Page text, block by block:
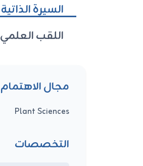
السيرة الذاتية
اللقب العلمي
مجال الاهتمام
Plant Sciences
التخصصات